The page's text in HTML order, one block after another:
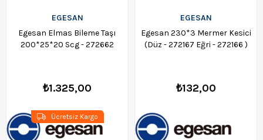
EGESAN
Egesan Elmas Bileme Taşı
200*25*20 Scg - 272662
₺1.325,00
Ücretsiz Kargo
EGESAN
Egesan 230*3 Mermer Kesici
(Düz - 272167 Eğri - 272166 )
₺132,00